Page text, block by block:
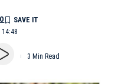
3 Min Read